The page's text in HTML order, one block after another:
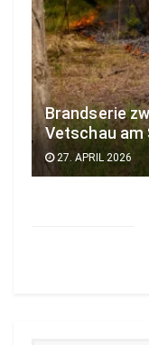
Brandserie
Vetschau
27. APRIL 2026